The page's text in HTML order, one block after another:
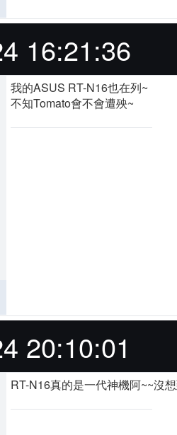
16:21:36
我的ASUS RT-N16也在列~
不知Tomato會不會遭殃~
20:10:01
RT-N16真的是一代神機阿~~沒